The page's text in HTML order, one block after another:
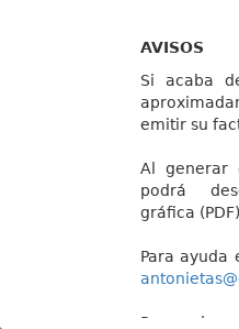
AVISOS
Si acaba
emitir su
Al generar
podrá
gráfica
Para ayuda
Recuerde